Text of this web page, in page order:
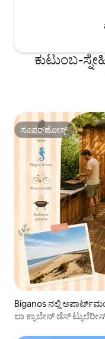
ಕುಟುಂಬ-
ಸೂಪರ್‌ಹೋಸ್ಟ್
ಸೂಪರ್‌ಹೋಸ್ಟ್
Biganos ನಲ್ಲಿ
ಲಾ ಕ್ಯಾಬೇನ್ ಡೆಸ್